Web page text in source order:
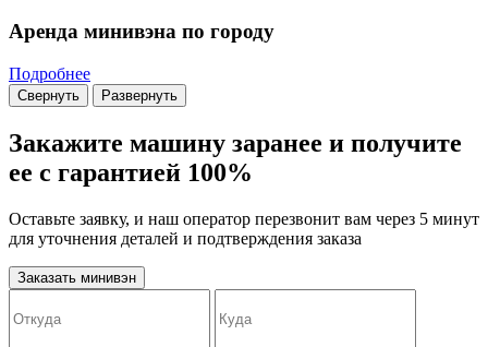
Аренда минивэна по городу
Подробнее
Свернуть Развернуть
Закажите машину заранее и получите
ее с гарантией 100%
Оставьте заявку, и наш оператор перезвонит вам через 5 минут
для уточнения деталей и подтверждения заказа
Заказать минивэн